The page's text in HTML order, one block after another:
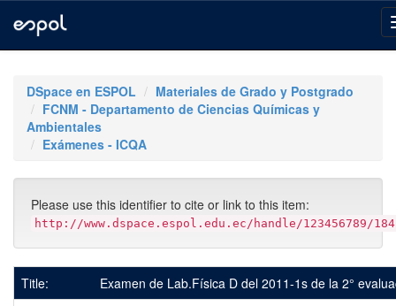
navigationDSpace en ESPOL
Materiales de Grado y Postgrado
FCNM - Departamento de Ciencias Químicas y
Ambientales
Exámenes - ICQA
Please use this identifier to cite or link to this item:
http://www.dspace.espol.edu.ec/handle/123456789/
Title:
Examen de Lab.Física D del 2011-1s de la 2°